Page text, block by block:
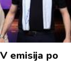
emisija po